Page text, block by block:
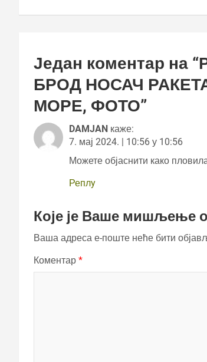
Један коментар на “
БРОД НОСАЧ
МОРЕ, ФОТО”
DAMJAN каже:
7. мај 2024. | 10:56 у 10:56
Можете објаснити како
Реплy
Које је Ваше мишљење
Ваша адреса е-поште неће бити
Коментар *